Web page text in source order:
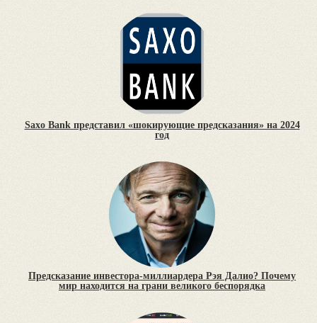
Saxo Bank представил «шокирующие предсказания» на 2024
год
Предсказание инвестора-миллиардера Рэя Далио? Почему
мир находится на грани великого беспорядка